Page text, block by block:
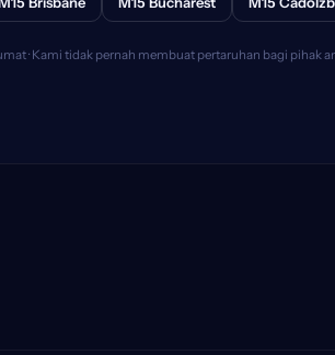
· Kami tidak pernah membuat pertaruhan bagi pihak